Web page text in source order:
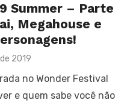
Summer – Parte
Megahouse e
2019
no Wonder Festival
e quem sabe você não